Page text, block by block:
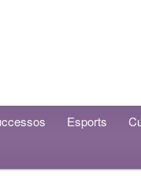
Esports